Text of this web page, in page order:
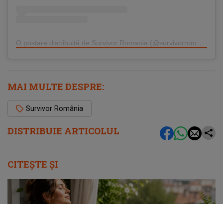
DISTRIBUIE ARTICOLUL
MAI MULTE DESPRE:
Survivor România
CITEȘTE ȘI